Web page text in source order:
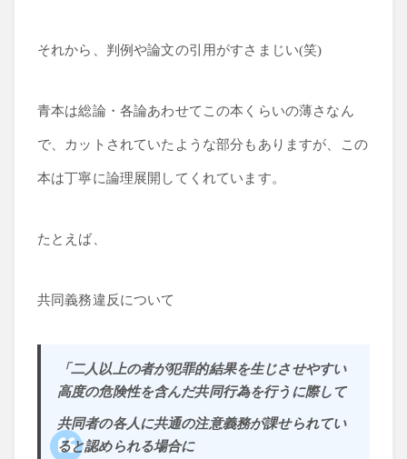
それから、判例や論文の引用がすさまじい(笑)
青本は総論・各論あわせてこの本くらいの薄さなん
で、カットされていたような部分もありますが、この
本は丁寧に論理展開してくれています。
たとえば、
共同義務違反について
「二人以上の者が犯罪的結果を生じさせやすい
高度の危険性を含んだ共同行為を行うに際して
共同者の各人に共通の注意義務が課せられてい
ると認められる場合に